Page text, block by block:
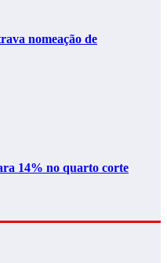
nomeação de
14% no quarto corte